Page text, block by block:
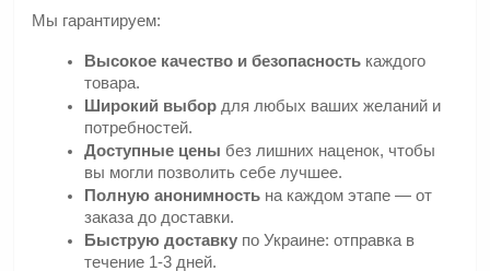
Мы гарантируем:
Высокое качество и безопасность каждого
товара.
Широкий выбор для любых ваших желаний и
потребностей.
Доступные цены без лишних наценок, чтобы
вы могли позволить себе лучшее.
Полную анонимность на каждом этапе — от
заказа до доставки.
Быструю доставку по Украине: отправка в
течение 1-3 дней.